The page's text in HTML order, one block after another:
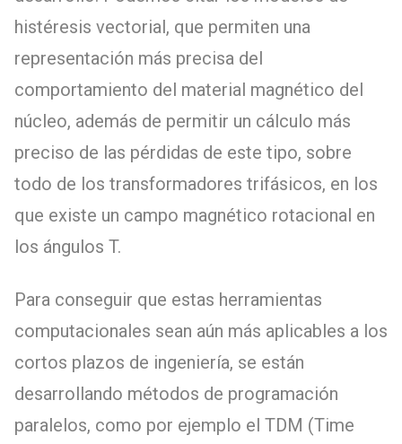
histéresis vectorial, que permiten una
representación más precisa del
comportamiento del material magnético del
núcleo, además de permitir un cálculo más
preciso de las pérdidas de este tipo, sobre
todo de los transformadores trifásicos, en los
que existe un campo magnético rotacional en
los ángulos T.
Para conseguir que estas herramientas
computacionales sean aún más aplicables a los
cortos plazos de ingeniería, se están
desarrollando métodos de programación
paralelos, como por ejemplo el TDM (Time